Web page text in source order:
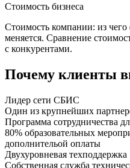
Стоимость бизнеса
Стоимость компании: из чего
меняется. Сравнение
с конкурентами.
Почему клиенты
Лидер сети СБИС
Один из крупнейших
Программа сотрудничества
80% образовательных
дополнительой оплаты
Двухуровневая техподдержка
Собственная служба